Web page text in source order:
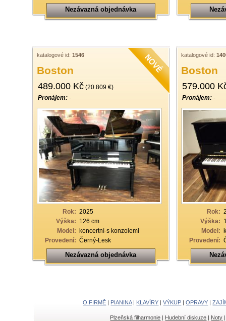
Nezávazná objednávka
katalogové id: 1546
Boston
489.000 Kč (20.809 €)
Pronájem: -
Rok: 2025
Výška: 126 cm
Model: koncertní-s konzolemi
Provedení: Černý-Lesk
Nezávazná objednávka
katalogové id:
Boston
579.000
Pronájem: -
Rok:
Výška:
Model:
Provedení:
O FIRMĚ | PIANINA| KLAVÍRY |VÝKUP |OPRAVY |
Plzeňská filharmonie | Hudební diskuze | Noty